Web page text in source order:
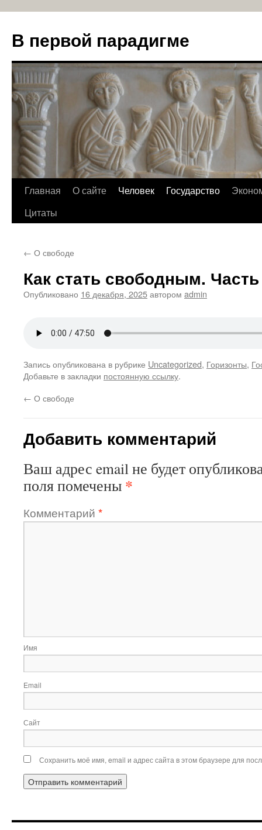
В первой парадигме
Перейти
Главная О сайте Человек Государство
Цитаты
← О свободе
Как стать свободным.
Опубликовано 16 декабря, 2025автором admin
Запись опубликована в рубрике Uncategorized, Горизонты,
Добавьте в закладки постоянную ссылку.
← О свободе
Добавить комментарий
Ваш адрес email не будет
поля помечены *
Комментарий *
Имя
Email
Сайт
Сохранить моё имя, email и адрес сайта в этом браузере для